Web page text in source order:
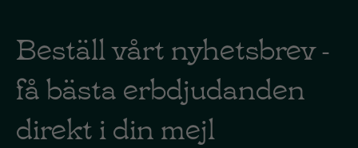
Beställ vårt nyhetsbrev -
få bästa erbdjudanden
direkt i din mejl